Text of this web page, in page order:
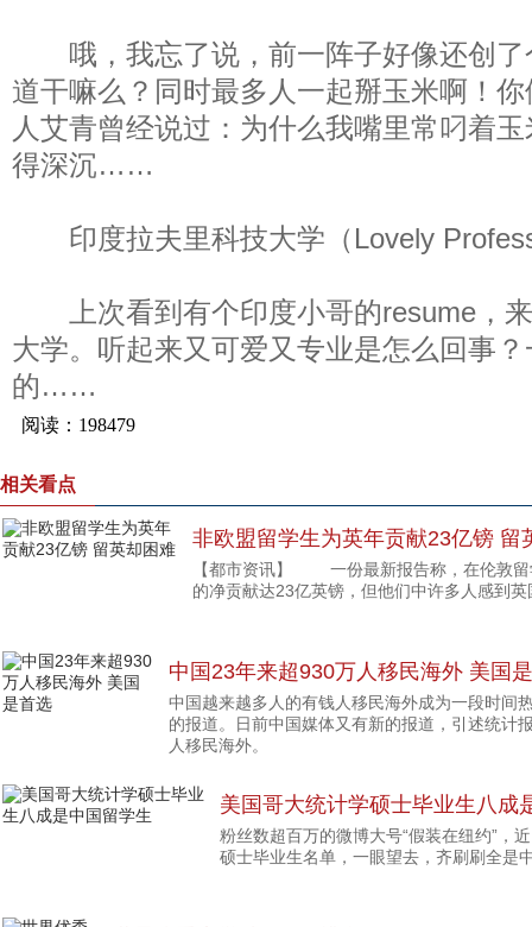
哦，我忘了说，前一阵子好像还创了
道干嘛么？同时最多人一起掰玉米啊！
人艾青曾经说过：为什么我嘴里常叼着
得深沉……
印度拉夫里科技大学（Lovely
上次看到有个印度小哥的resume，来
大学。听起来又可爱又专业是怎么回事
的……
相关看点
非欧盟留学生为英年贡献23亿镑 留
【都市资讯】 一份最新报告称，在伦敦留
的净贡献达23亿英镑，但他们中许多人感到
中国23年来超930万人移民海外 美国
中国越来越多人的有钱人移民海外成为一段时间
的报道。日前中国媒体又有新的报道，引述统计
人移民海外。
美国哥大统计学硕士毕业生八成
粉丝数超百万的微博大号“假装在纽约”，
硕士毕业生名单，一眼望去，齐刷刷全是